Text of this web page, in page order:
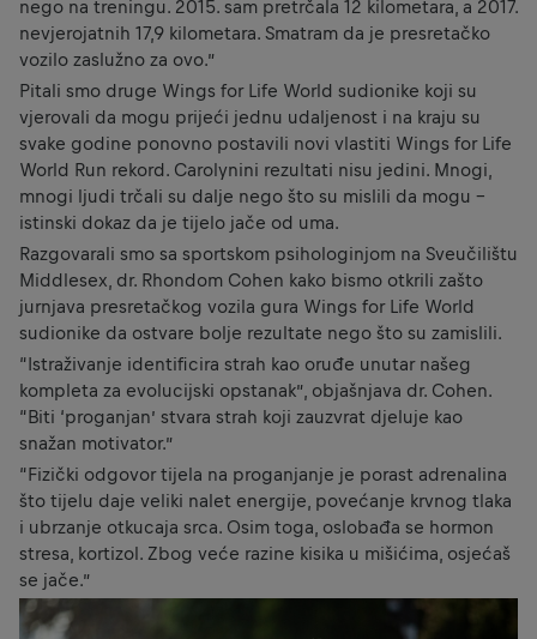
nego na treningu. 2015. sam pretrčala 12 kilometara, a 2017.
nevjerojatnih 17,9 kilometara. Smatram da je presretačko
vozilo zaslužno za ovo.”
Pitali smo druge Wings for Life World sudionike koji su
vjerovali da mogu prijeći jednu udaljenost i na kraju su
svake godine ponovno postavili novi vlastiti Wings for Life
World Run rekord. Carolynini rezultati nisu jedini. Mnogi,
mnogi ljudi trčali su dalje nego što su mislili da mogu –
istinski dokaz da je tijelo jače od uma.
Razgovarali smo sa sportskom psihologinjom na Sveučilištu
Middlesex, dr. Rhondom Cohen kako bismo otkrili zašto
jurnjava presretačkog vozila gura Wings for Life World
sudionike da ostvare bolje rezultate nego što su zamislili.
“Istraživanje identificira strah kao oruđe unutar našeg
kompleta za evolucijski opstanak”, objašnjava dr. Cohen.
“Biti ‘proganjan’ stvara strah koji zauzvrat djeluje kao
snažan motivator.”
“Fizički odgovor tijela na proganjanje je porast adrenalina
što tijelu daje veliki nalet energije, povećanje krvnog tlaka
i ubrzanje otkucaja srca. Osim toga, oslobađa se hormon
stresa, kortizol. Zbog veće razine kisika u mišićima, osjećaš
se jače.”